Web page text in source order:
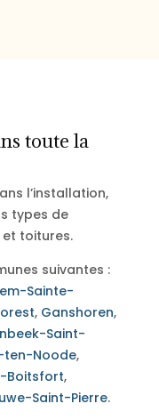
toute la
l’installation,
types de
et toitures.
suivantes :
Sainte-
, Ganshoren,
Saint-
ten-Noode,
Boitsfort,
Saint-Pierre.